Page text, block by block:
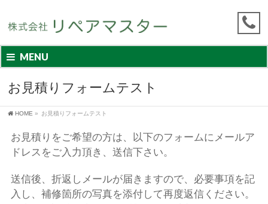
MENU
お見積りフォームテスト
HOME » お見積りフォームテスト
お見積りをご希望の方は、
以下のフォームにメールア
ドレスをご入力頂き、送信下さい。
送信後、折返しメールが届きますので、必要事項を記
入し、補修箇所の写真を添付して再度返信ください。